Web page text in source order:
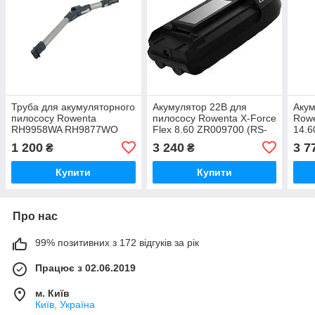
Труба для акумуляторного
пилососу Rowenta
RH9958WA RH9877WO
1 200 ₴
Купити
Акумулятор 22В для
пилососу Rowenta X-Force
Flex 8.60 ZR009700 (RS-
3 240₴
Купити
3
Про нас
99% позитивних з 172 відгуків за рік
Працює з 02.06.2019
м. Київ
Київ, Україна